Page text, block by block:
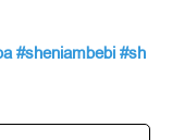
#sheniambebi #sh